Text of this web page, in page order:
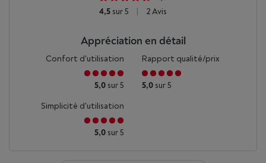
4,5 sur 5 2 Avis
Appréciation en détail
Confort d'utilisation
5,0 sur 5
Rapport qualité/prix
5,0 sur 5
Simplicité d'utilisation
5,0 sur 5